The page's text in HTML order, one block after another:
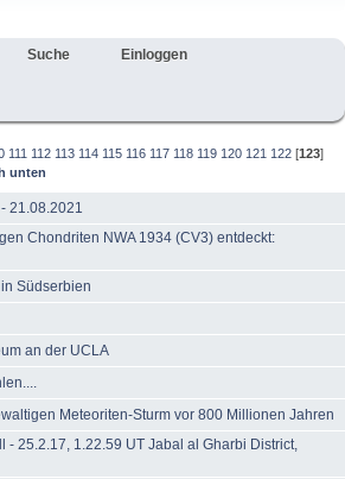
Suche Einloggen
111 112 113 114 115 116 117 118 119 120 121 122 [123]
unten
21.08.2021
Chondriten NWA 1934 (CV3) entdeckt:
Südserbien
an der UCLA
Meteoriten-Sturm vor 800 Millionen Jahren
- 25.2.17, 1.22.59 UT Jabal al Gharbi District,